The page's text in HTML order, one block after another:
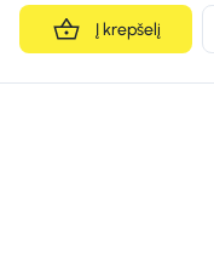
Į krepšelį